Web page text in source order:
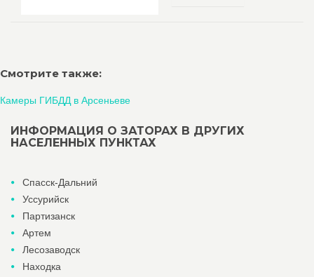
Смотрите также:
Камеры ГИБДД в Арсеньеве
ИНФОРМАЦИЯ О ЗАТОРАХ В ДРУГИХ
НАСЕЛЕННЫХ ПУНКТАХ
Спасск-Дальний
Уссурийск
Партизанск
Артем
Лесозаводск
Находка